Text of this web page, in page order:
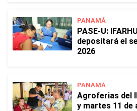
PANAMÁ
PASE-U:
depositará el
2026
PANAMÁ
Agroferias del
y martes 11 de